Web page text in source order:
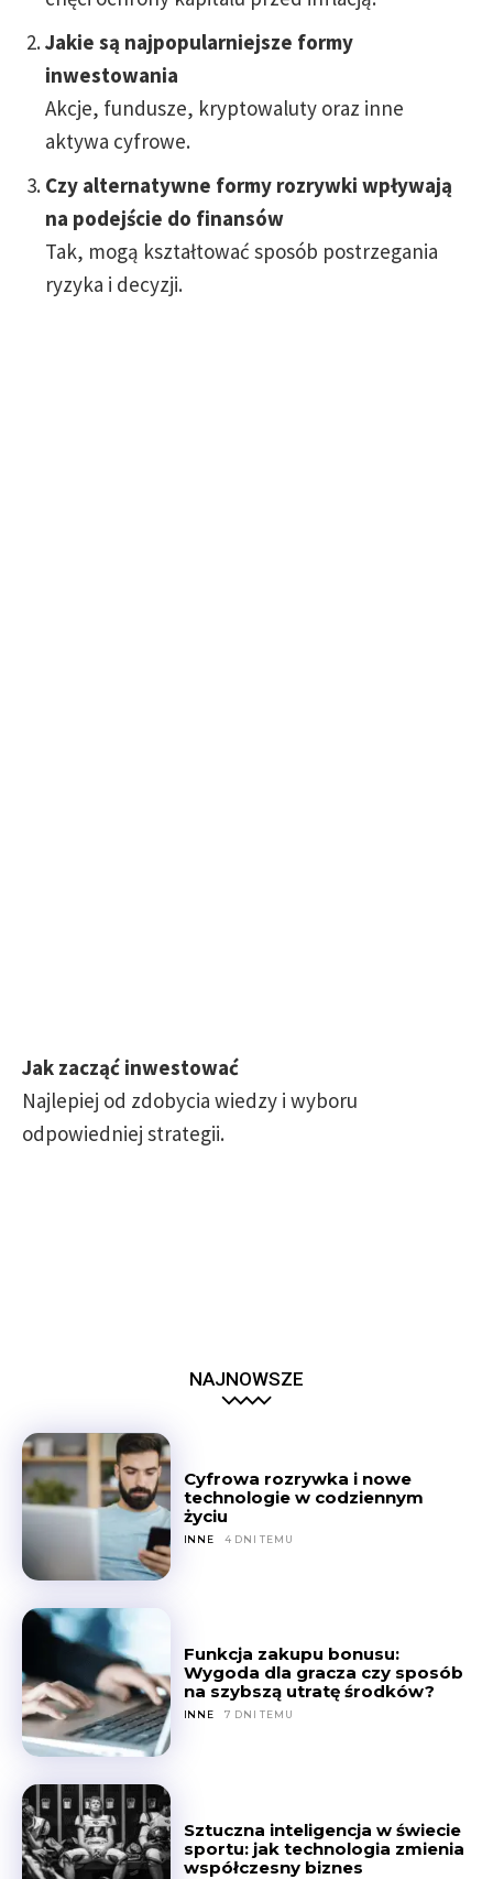
Jakie są najpopularniejsze formy
inwestowania
Akcje, fundusze, kryptowaluty oraz inne
aktywa cyfrowe.
Czy alternatywne formy rozrywki wpływają
na podejście do finansów
Tak, mogą kształtować sposób postrzegania
ryzyka i decyzji.
Jak zacząć inwestować
Najlepiej od zdobycia wiedzy i wyboru
odpowiedniej strategii.
NAJNOWSZE
Cyfrowa rozrywka i nowe
technologie w codziennym
życiu
INNE 4 DNI TEMU
Funkcja zakupu bonusu:
Wygoda dla gracza czy sposób
na szybszą utratę środków?
INNE 7 DNI TEMU
Sztuczna inteligencja w świecie
sportu: jak technologia zmienia
współczesny biznes